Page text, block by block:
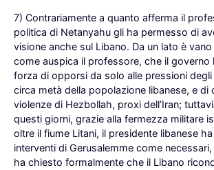
7) Contrariamente a quanto afferma il
politica di Netanyahu gli ha permesso di
visione anche sul Libano. Da un lato è
come auspica il professore, che il governo
forza di opporsi da solo alle pressioni
circa metà della popolazione libanese, e di
violenze di Hezbollah, proxi dell’Iran;
questi giorni, grazie alla fermezza militare
oltre il fiume Litani, il presidente libanese
interventi di Gerusalemme come
ha chiesto formalmente che il Libano